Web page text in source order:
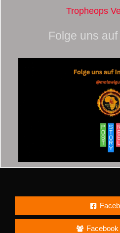
Tropheops
Folge uns